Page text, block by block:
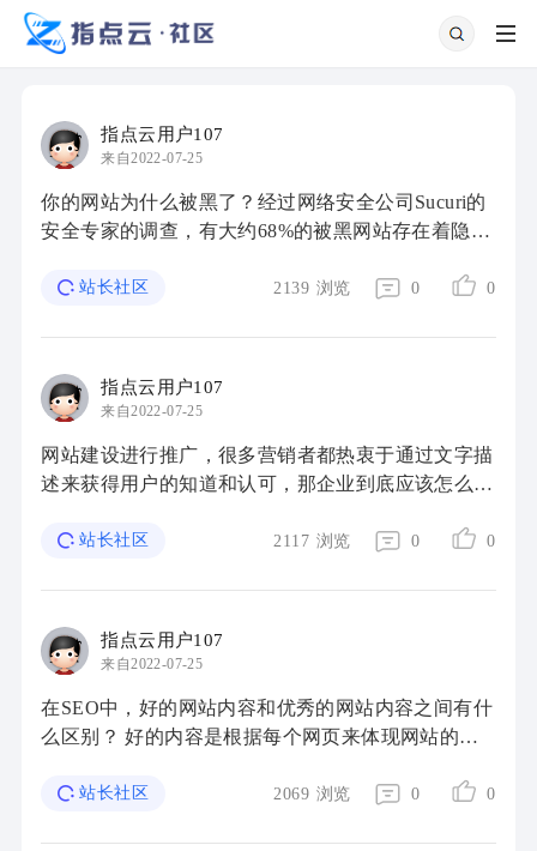
指点云用户107
来自2022-07-25
你的网站为什么被黑了？经过网络安全公司Sucuri的
安全专家的调查，有大约68%的被黑网站存在着隐藏
供的秘密通道，即使管理员改变安全口令或更新 ...
站长社区 2139 浏览 0 0
指点云用户107
来自2022-07-25
网站建设进行推广，很多营销者都热衷于通过文字描
述来获得用户的知道和认可，那企业到底应该怎么样
推广平台，大家如果清晰各平台的优劣势就可 ...
站长社区 2117 浏览 0 0
指点云用户107
来自2022-07-25
在SEO中，好的网站内容和优秀的网站内容之间有什
么区别？ 好的内容是根据每个网页来体现网站的整
持主题不变并会随着时间的推移增加内部链接。优 ...
站长社区 2069 浏览 0 0